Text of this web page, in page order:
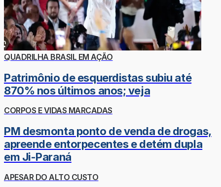
QUADRILHA BRASIL EM AÇÃO
Patrimônio de esquerdistas subiu até
870% nos últimos anos; veja
CORPOS E VIDAS MARCADAS
PM desmonta ponto de venda de drogas,
apreende entorpecentes e detém dupla
em Ji-Paraná
APESAR DO ALTO CUSTO